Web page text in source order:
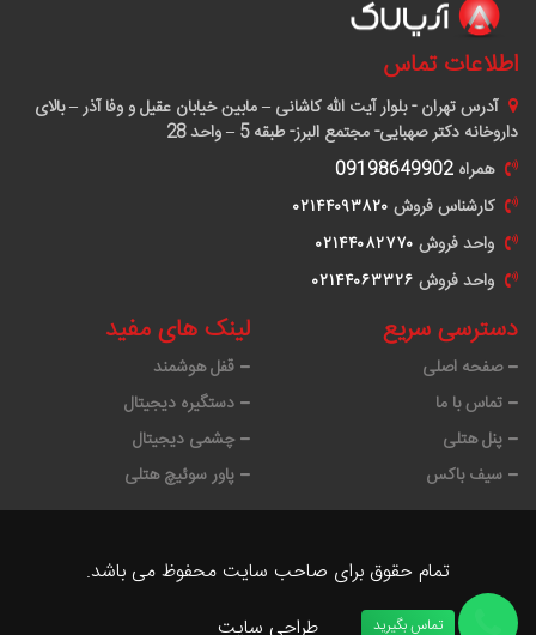
لینک های مفید
قفل هوشمند
دستگیره دیجیتال
چشمی دیجیتال
پاور سوئیچ هتلی
دسترسی سریع
صفحه اصلی
تماس با ما
پنل هتلی
سیف باکس
اطلاعات تماس
آدرستهران - بلوار آیت الله کاشانی – مابین خیابان عقیل و وفا آذر – بالای
داروخانه دکتر صهبایی- مجتمع البرز- طبقه 5 – واحد 28
همراه 09198649902
کارشناس فروش ٠٢١۴۴٠٩٣٨٢٠
واحد فروش ٠٢١۴۴٠٨٢٧٧٠
واحد فروش ٠٢١۴۴٠۶٣٣٢۶
تمام حقوق برای صاحب سایت محفوظ می باشد.
طراحی سایت
تماس بگیرید